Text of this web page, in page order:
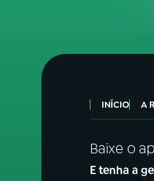
INÍCIO A
Baixe o
E tenha a